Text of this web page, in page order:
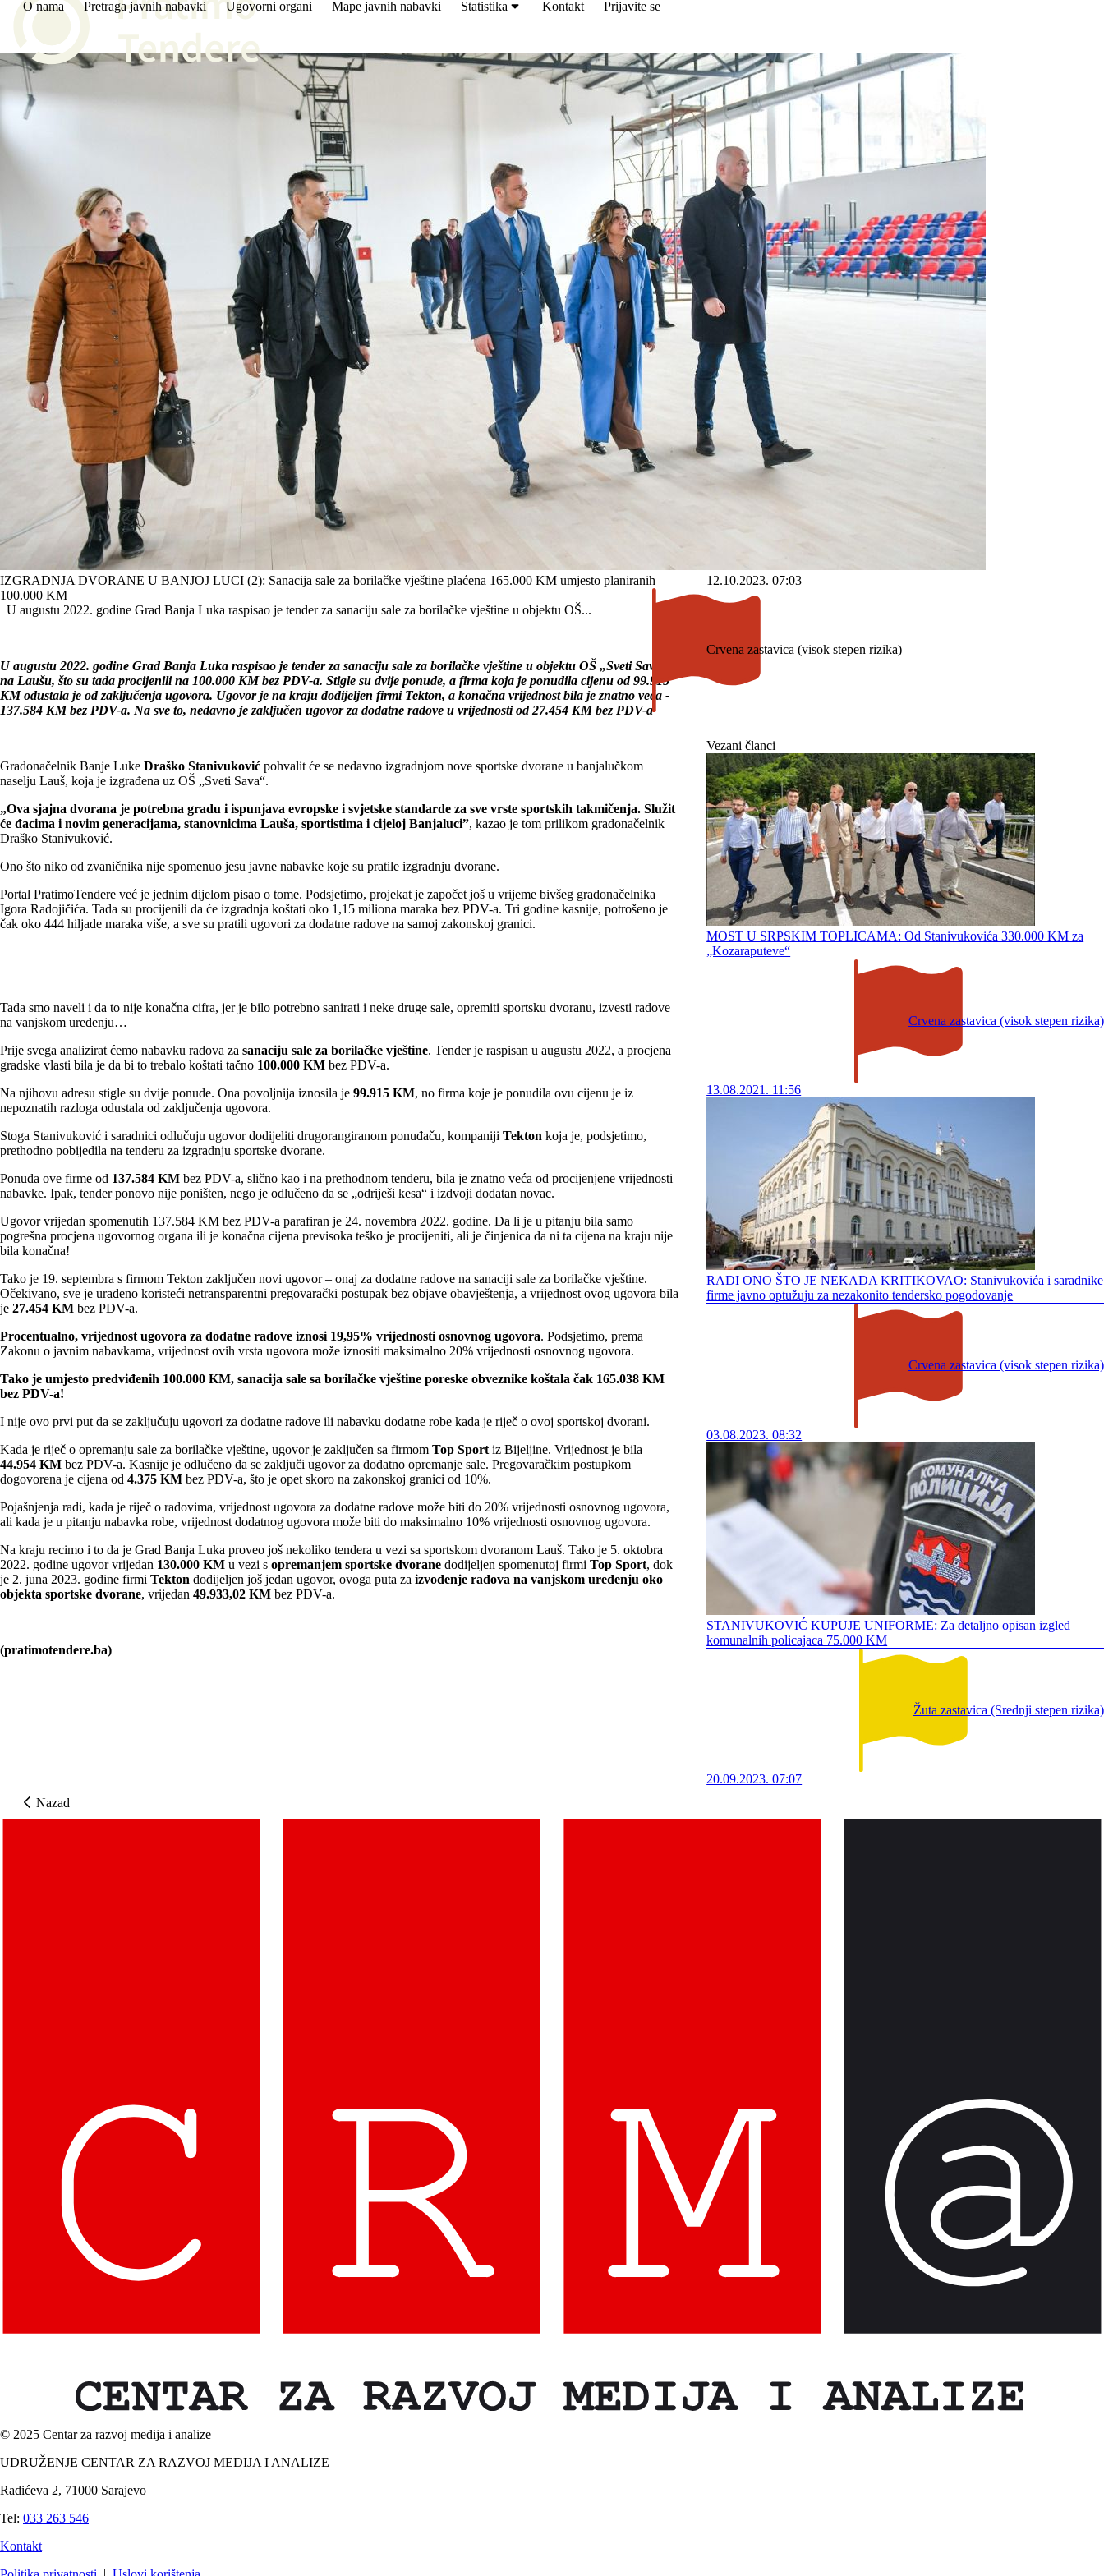
O nama Pretraga javnih nabavki Ugovorni organi Mape javnih nabavki Statistika Kontakt Prijavite se
IZGRADNJA DVORANE U BANJOJ LUCI (2): Sanacija sale za borilačke vještine plaćena 165.000 KM umjesto planiranih
100.000 KM
U augustu 2022. godine Grad Banja Luka raspisao je tender za sanaciju sale za borilačke vještine u objektu OŠ...
U augustu 2022. godine Grad Banja Luka raspisao je tender za sanaciju sale za borilačke vještine u objektu OŠ „Sveti Sava“
na Laušu, što su tada procijenili na 100.000 KM bez PDV-a. Stigle su dvije ponude, a firma koja je ponudila cijenu od 99.915
KM odustala je od zaključenja ugovora. Ugovor je na kraju dodijeljen firmi Tekton, a konačna vrijednost bila je znatno veća -
137.584 KM bez PDV-a. Na sve to, nedavno je zaključen ugovor za dodatne radove u vrijednosti od 27.454 KM bez PDV-a
Gradonačelnik Banje Luke Draško Stanivuković pohvalit će se nedavno izgradnjom nove sportske dvorane u banjalučkom
naselju Lauš, koja je izgrađena uz OŠ „Sveti Sava“.
„Ova sjajna dvorana je potrebna gradu i ispunjava evropske i svjetske standarde za sve vrste sportskih takmičenja. Služit
će đacima i novim generacijama, stanovnicima Lauša, sportistima i cijeloj Banjaluci”, kazao je tom prilikom gradonačelnik
Draško Stanivuković.
Ono što niko od zvaničnika nije spomenuo jesu javne nabavke koje su pratile izgradnju dvorane.
Portal PratimoTendere već je jednim dijelom pisao o tome. Podsjetimo, projekat je započet još u vrijeme bivšeg gradonačelnika
Igora Radojičića. Tada su procijenili da će izgradnja koštati oko 1,15 miliona maraka bez PDV-a. Tri godine kasnije, potrošeno je
čak oko 444 hiljade maraka više, a sve su pratili ugovori za dodatne radove na samoj zakonskoj granici.
Tada smo naveli i da to nije konačna cifra, jer je bilo potrebno sanirati i neke druge sale, opremiti sportsku dvoranu, izvesti radove
na vanjskom uređenju…
Prije svega analizirat ćemo nabavku radova za sanaciju sale za borilačke vještine. Tender je raspisan u augustu 2022, a procjena
gradske vlasti bila je da bi to trebalo koštati tačno 100.000 KM bez PDV-a.
Na njihovu adresu stigle su dvije ponude. Ona povoljnija iznosila je 99.915 KM, no firma koje je ponudila ovu cijenu je iz
nepoznatih razloga odustala od zaključenja ugovora.
Stoga Stanivuković i saradnici odlučuju ugovor dodijeliti drugorangiranom ponuđaču, kompaniji Tekton koja je, podsjetimo,
prethodno pobijedila na tenderu za izgradnju sportske dvorane.
Ponuda ove firme od 137.584 KM bez PDV-a, slično kao i na prethodnom tenderu, bila je znatno veća od procijenjene vrijednosti
nabavke. Ipak, tender ponovo nije poništen, nego je odlučeno da se „odriješi kesa“ i izdvoji dodatan novac.
Ugovor vrijedan spomenutih 137.584 KM bez PDV-a parafiran je 24. novembra 2022. godine. Da li je u pitanju bila samo
pogrešna procjena ugovornog organa ili je konačna cijena previsoka teško je procijeniti, ali je činjenica da ni ta cijena na kraju nije
bila konačna!
Tako je 19. septembra s firmom Tekton zaključen novi ugovor – onaj za dodatne radove na sanaciji sale za borilačke vještine.
Očekivano, sve je urađeno koristeći netransparentni pregovarački postupak bez objave obavještenja, a vrijednost ovog ugovora bila
je 27.454 KM bez PDV-a.
Procentualno, vrijednost ugovora za dodatne radove iznosi 19,95% vrijednosti osnovnog ugovora. Podsjetimo, prema
Zakonu o javnim nabavkama, vrijednost ovih vrsta ugovora može iznositi maksimalno 20% vrijednosti osnovnog ugovora.
Tako je umjesto predviđenih 100.000 KM, sanacija sale sa borilačke vještine poreske obveznike koštala čak 165.038 KM
bez PDV-a!
I nije ovo prvi put da se zaključuju ugovori za dodatne radove ili nabavku dodatne robe kada je riječ o ovoj sportskoj dvorani.
Kada je riječ o opremanju sale za borilačke vještine, ugovor je zaključen sa firmom Top Sport iz Bijeljine. Vrijednost je bila
44.954 KM bez PDV-a. Kasnije je odlučeno da se zaključi ugovor za dodatno opremanje sale. Pregovaračkim postupkom
dogovorena je cijena od 4.375 KM bez PDV-a, što je opet skoro na zakonskoj granici od 10%.
Pojašnjenja radi, kada je riječ o radovima, vrijednost ugovora za dodatne radove može biti do 20% vrijednosti osnovnog ugovora,
ali kada je u pitanju nabavka robe, vrijednost dodatnog ugovora može biti do maksimalno 10% vrijednosti osnovnog ugovora.
Na kraju recimo i to da je Grad Banja Luka proveo još nekoliko tendera u vezi sa sportskom dvoranom Lauš. Tako je 5. oktobra
2022. godine ugovor vrijedan 130.000 KM u vezi s opremanjem sportske dvorane dodijeljen spomenutoj firmi Top Sport, dok
je 2. juna 2023. godine firmi Tekton dodijeljen još jedan ugovor, ovoga puta za izvođenje radova na vanjskom uređenju oko
objekta sportske dvorane, vrijedan 49.933,02 KM bez PDV-a.
(pratimotendere.ba)
12.10.2023. 07:03
Crvena zastavica (visok stepen rizika)
Vezani članci
MOST U SRPSKIM TOPLICAMA: Od Stanivukovića 330.000 KM za
„Kozaraputeve“
Crvena zastavica (visok stepen rizika)
13.08.2021. 11:56
RADI ONO ŠTO JE NEKADA KRITIKOVAO: Stanivukovića i saradnike
firme javno optužuju za nezakonito tendersko pogodovanje
Crvena zastavica (visok stepen rizika)
03.08.2023. 08:32
STANIVUKOVIĆ KUPUJE UNIFORME: Za detaljno opisan izgled
komunalnih policajaca 75.000 KM
Žuta zastavica (Srednji stepen rizika)
20.09.2023. 07:07
Nazad
© 2025 Centar za razvoj medija i analize
UDRUŽENJE CENTAR ZA RAZVOJ MEDIJA I ANALIZE
Radićeva 2, 71000 Sarajevo
Tel: 033 263 546
Kontakt